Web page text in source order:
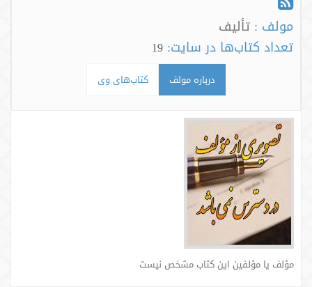
مولف : تألیف
تعداد کتاب‌ها در سایت: 19
درباره مولف کتاب‌های وی
مؤلف يا مؤلفين اين كتاب مشخص نیست